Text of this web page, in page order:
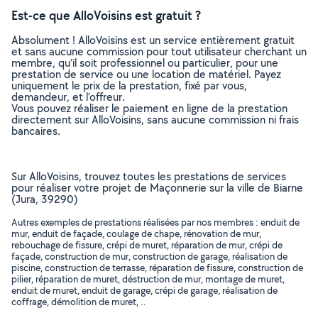
Est-ce que AlloVoisins est gratuit ?
Absolument ! AlloVoisins est un service entièrement gratuit
et sans aucune commission pour tout utilisateur cherchant un
membre, qu’il soit professionnel ou particulier, pour une
prestation de service ou une location de matériel. Payez
uniquement le prix de la prestation, fixé par vous,
demandeur, et l’offreur.
Vous pouvez réaliser le paiement en ligne de la prestation
directement sur AlloVoisins, sans aucune commission ni frais
bancaires.
Sur AlloVoisins, trouvez toutes les prestations de services
pour réaliser votre projet de Maçonnerie sur la ville de Biarne
(Jura, 39290)
Autres exemples de prestations réalisées par nos membres : enduit de
mur, enduit de façade, coulage de chape, rénovation de mur,
rebouchage de fissure, crépi de muret, réparation de mur, crépi de
façade, construction de mur, construction de garage, réalisation de
piscine, construction de terrasse, réparation de fissure, construction de
pilier, réparation de muret, déstruction de mur, montage de muret,
enduit de muret, enduit de garage, crépi de garage, réalisation de
coffrage, démolition de muret, ..